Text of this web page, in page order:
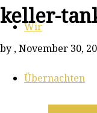
Wir
Übernachten
keller-
by , November 30,